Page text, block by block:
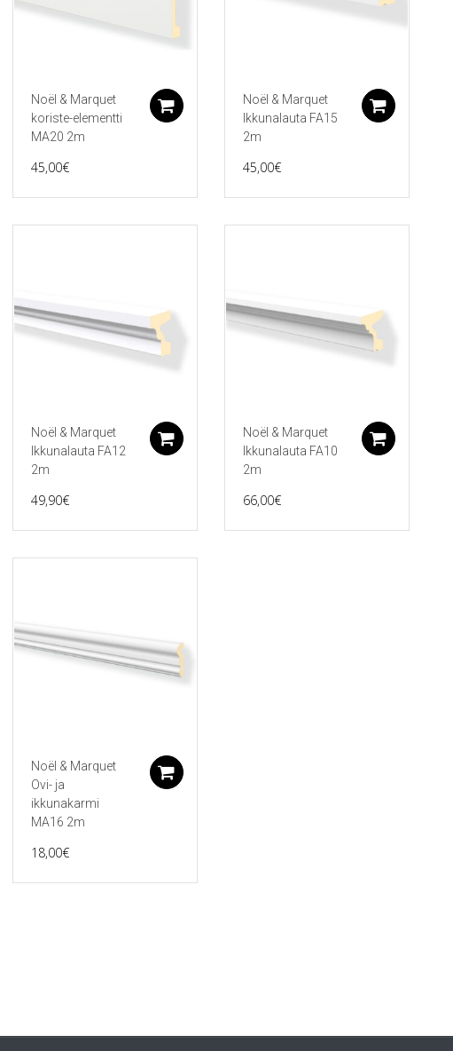
Lisää ostoskoriin
Noël & Marquet
koriste-elementti
MA20 2m
45,00€
Lisää ostoskoriin
Noël & Marquet
Ikkunalauta FA15
2m
45,00€
Lisää ostoskoriin
Noël & Marquet
Ikkunalauta FA12
2m
49,90€
Lisää ostoskoriin
Noël & Marquet
Ikkunalauta FA10
2m
66,00€
Lisää ostoskoriin
Noël & Marquet
Ovi- ja
ikkunakarmi
MA16 2m
18,00€